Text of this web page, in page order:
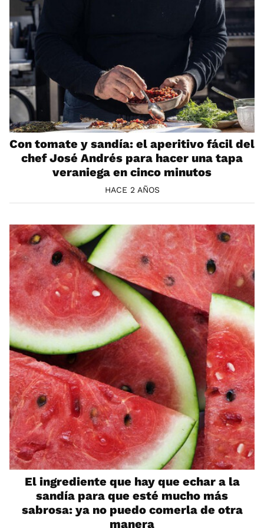
Con tomate y sandía: el aperitivo fácil del
chef José Andrés para hacer una tapa
veraniega en cinco minutos
HACE 2 AÑOS
El ingrediente que hay que echar a la
sandía para que esté mucho más
sabrosa: ya no puedo comerla de otra
manera